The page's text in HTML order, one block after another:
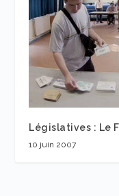
Législatives : Le
10 juin 2007